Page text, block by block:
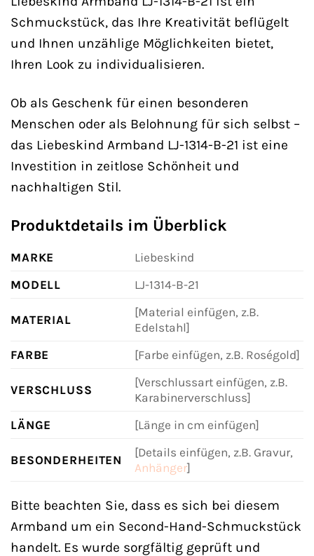
Schmuckstück, das Ihre Kreativität beflügelt
und Ihnen unzählige Möglichkeiten bietet,
Ihren Look zu individualisieren.
Ob als Geschenk für einen besonderen
Menschen oder als Belohnung für sich selbst –
das Liebeskind Armband LJ-1314-B-21 ist eine
Investition in zeitlose Schönheit und
nachhaltigen Stil.
Produktdetails im Überblick
MARKE
Liebeskind
MODELL
LJ-1314-B-21
MATERIAL
[Material einfügen, z.B.
Edelstahl]
FARBE
[Farbe einfügen, z.B. Roségold]
VERSCHLUSS
[Verschlussart einfügen, z.B.
Karabinerverschluss]
LÄNGE
[Länge in cm einfügen]
BESONDERHEITEN
[Details einfügen, z.B. Gravur,
Anhänger]
Bitte beachten Sie, dass es sich bei diesem
Armband um ein Second-Hand-Schmuckstück
handelt. Es wurde sorgfältig geprüft und